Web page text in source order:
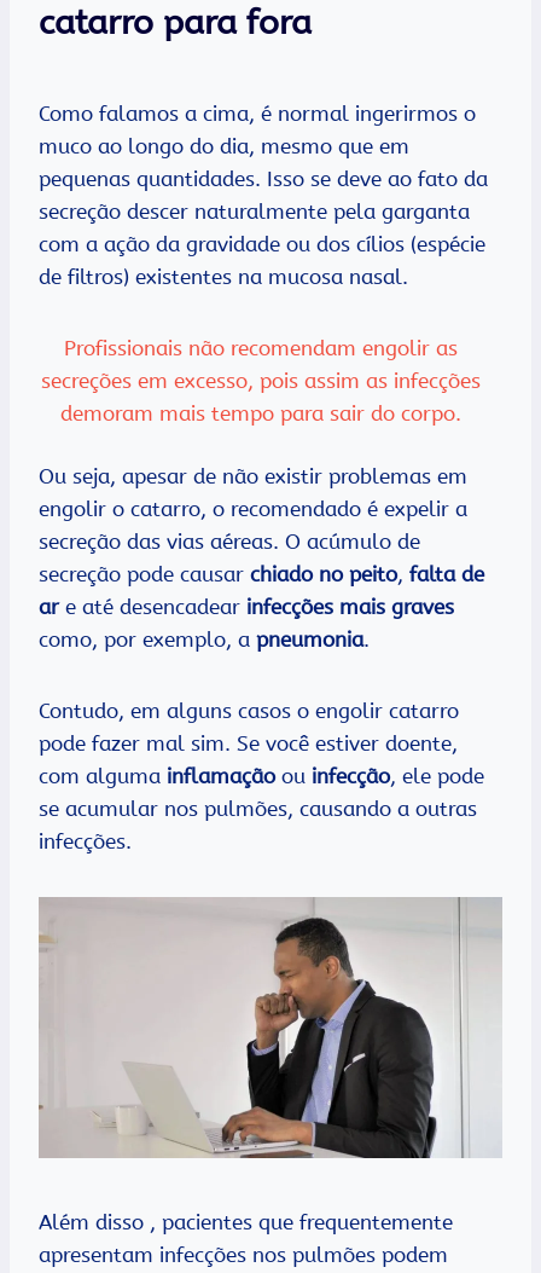
catarro para fora
Como falamos a cima, é normal ingerirmos o
muco ao longo do dia, mesmo que em
pequenas quantidades. Isso se deve ao fato da
secreção descer naturalmente pela garganta
com a ação da gravidade ou dos cílios (espécie
de filtros) existentes na mucosa nasal.
Profissionais não recomendam engolir as
secreções em excesso, pois assim as infecções
demoram mais tempo para sair do corpo.
Ou seja, apesar de não existir problemas em
engolir o catarro, o recomendado é expelir a
secreção das vias aéreas. O acúmulo de
secreção pode causar chiado no peito, falta de
are até desencadear infecções mais graves
como, por exemplo, a pneumonia.
Contudo, em alguns casos o engolir catarro
pode fazer mal sim. Se você estiver doente,
com alguma inflamaçãoou infecção, ele pode
se acumular nos pulmões, causando a outras
infecções.
Além disso , pacientes que frequentemente
apresentam infecções nos pulmões podem